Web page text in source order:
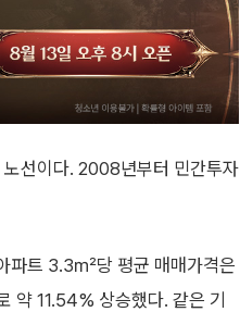
노선이다. 2008년부터 민간투자
파트 3.3㎡당 평균 매매가격은
11.54% 상승했다. 같은 기